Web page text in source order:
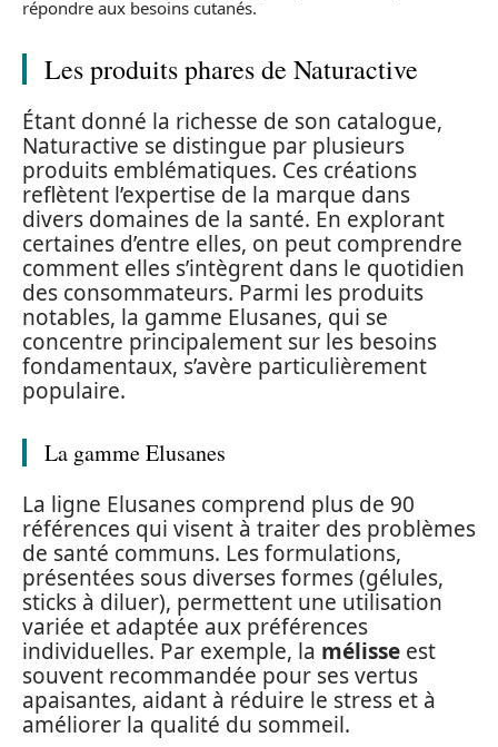
répondre aux besoins cutanés.
Les produits phares de Naturactive
Étant donné la richesse de son catalogue,
Naturactive se distingue par plusieurs
produits emblématiques. Ces créations
reflètent l’expertise de la marque dans
divers domaines de la santé. En explorant
certaines d’entre elles, on peut comprendre
comment elles s’intègrent dans le quotidien
des consommateurs. Parmi les produits
notables, la gamme Elusanes, qui se
concentre principalement sur les besoins
fondamentaux, s’avère particulièrement
populaire.
La gamme Elusanes
La ligne Elusanes comprend plus de 90
références qui visent à traiter des problèmes
de santé communs. Les formulations,
présentées sous diverses formes (gélules,
sticks à diluer), permettent une utilisation
variée et adaptée aux préférences
individuelles. Par exemple, la mélisse est
souvent recommandée pour ses vertus
apaisantes, aidant à réduire le stress et à
améliorer la qualité du sommeil.